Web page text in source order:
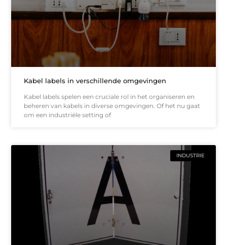
Kabel labels in verschillende omgevingen
Kabel labels spelen een cruciale rol in het organiseren en
beheren van kabels in diverse omgevingen. Of het nu gaat
om een industriële setting of
INDUSTRIE